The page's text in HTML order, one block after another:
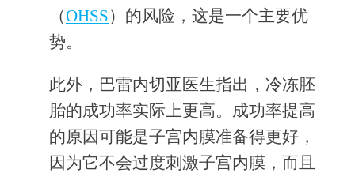
（OHSS）的风险，这是一个主要优
势。
此外，巴雷内切亚医生指出，冷冻胚
胎的成功率实际上更高。成功率提高
的原因可能是子宫内膜准备得更好，
因为它不会过度刺激子宫内膜，而且